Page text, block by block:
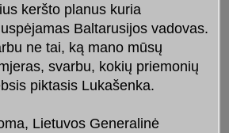
keršto planus kuria
Baltarusijos vadovas.
ne tai, ką mano mūsų
svarbu, kokių priemonių
piktasis Lukašenka.
Lietuvos Generalinė